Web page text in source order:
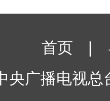
首页
央广播电视总